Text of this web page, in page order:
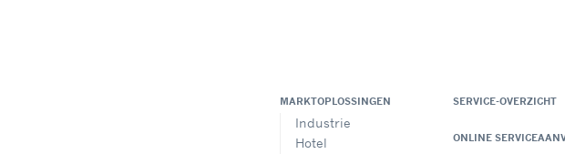
MARKTOPLOSSINGEN
Industrie
Hotel
SERVICE-OVERZICHT
ONLINE